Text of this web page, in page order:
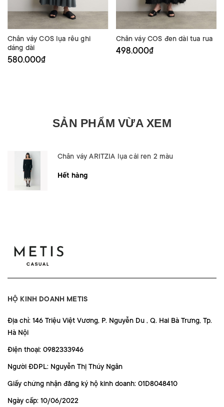
Chân váy COS lụa rêu ghi
dáng dài
580.000₫
Chân váy COS đen dài tua rua
498.000₫
SẢN PHẨM VỪA XEM
Chân váy ARITZIA lụa cải ren 2 màu
Hết hàng
HỘ KINH DOANH METIS
Địa chỉ: 146 Triệu Việt Vương, P. Nguyễn Du , Q. Hai Bà Trưng, Tp.
Hà Nội
Điện thoại: 0982333946
Người ĐDPL: Nguyễn Thị Thúy Ngân
Giấy chứng nhận đăng ký hộ kinh doanh: 01D8048410
Ngày cấp: 10/06/2022